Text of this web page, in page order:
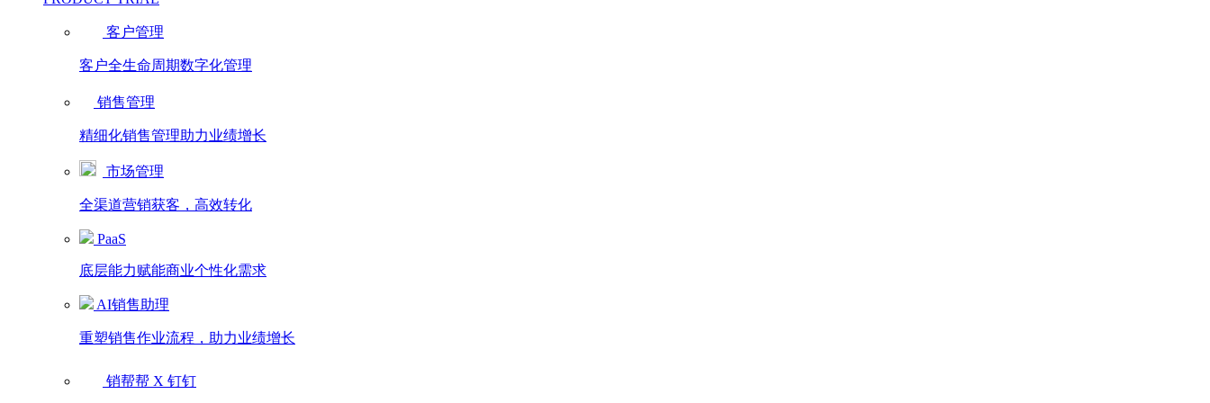
客户管理
客户全生命周期数字化管理
销售管理
精细化销售管理助力业绩增长
市场管理
全渠道营销获客，高效转化
PaaS
底层能力赋能商业个性化需求
AI销售助理
重塑销售作业流程，助力业绩增长
销帮帮 X 钉钉